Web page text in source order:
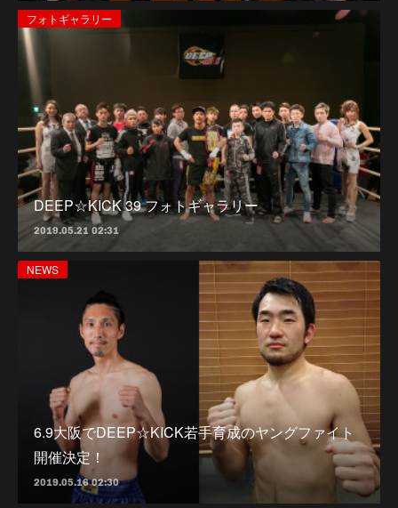
フォトギャラリー
DEEP☆KICK 39 フォトギャラリー
2019.05.21 02:31
NEWS
6.9大阪でDEEP☆KICK若手育成のヤングファイト
開催決定！
2019.05.16 02:30